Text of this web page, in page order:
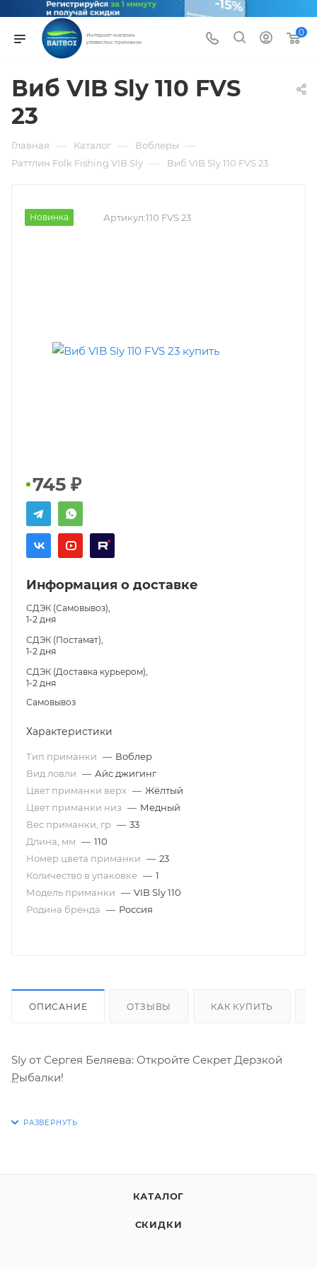
Интернет-магазин
уловистых приманок
0
Виб VIB Sly 110 FVS
23
Главная — Каталог — Воблеры —
Раттлин Folk Fishing VIB Sly — Виб VIB Sly 110 FVS 23
Новинка Артикул:110 FVS 23
745 ₽
Информация о доставке
СДЭК (Самовывоз),
1-2 дня
СДЭК (Постамат),
1-2 дня
СДЭК (Доставка курьером),
1-2 дня
Самовывоз
Характеристики
Тип приманки — Воблер
Вид ловли — Айс джигинг
Цвет приманки верх — Жёлтый
Цвет приманки низ — Медный
Вес приманки, гр — 33
Длина, мм — 110
Номер цвета приманки — 23
Количество в упаковке — 1
Модель приманки — VIB Sly 110
Родина бренда — Россия
ОПИСАНИЕ ОТЗЫВЫ КАК КУПИТЬ
Sly от Сергея Беляева: Откройте Секрет Дерзкой
Рыбалки!
Встречайте Sly – VIB, разработанный легендой
КАТАЛОГ
СКИДКИ